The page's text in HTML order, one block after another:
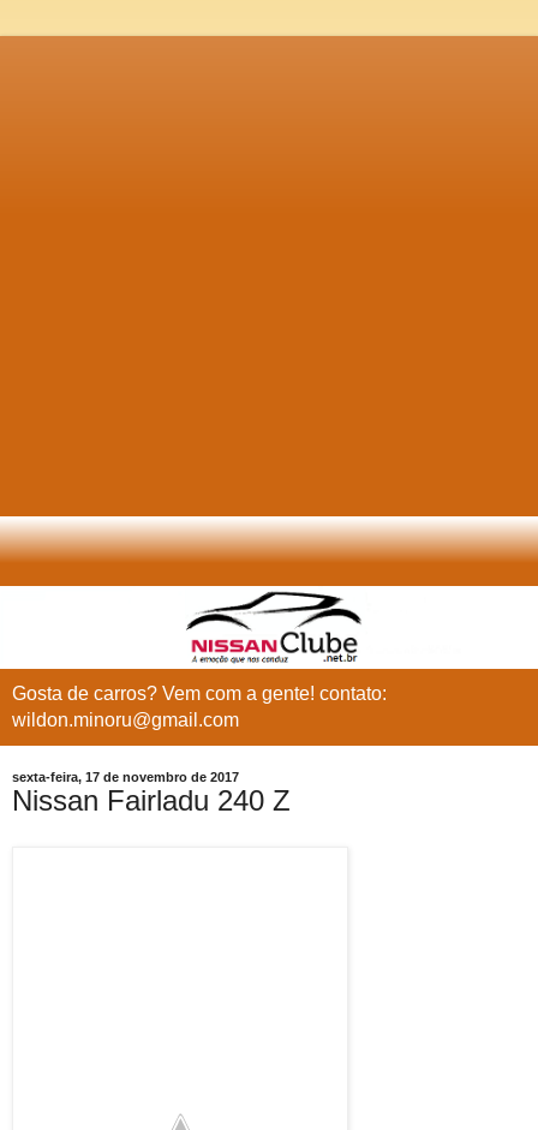
Gosta de carros? Vem com a gente! contato:
wildon.minoru@gmail.com
sexta-feira, 17 de novembro de 2017
Nissan Fairladu 240 Z